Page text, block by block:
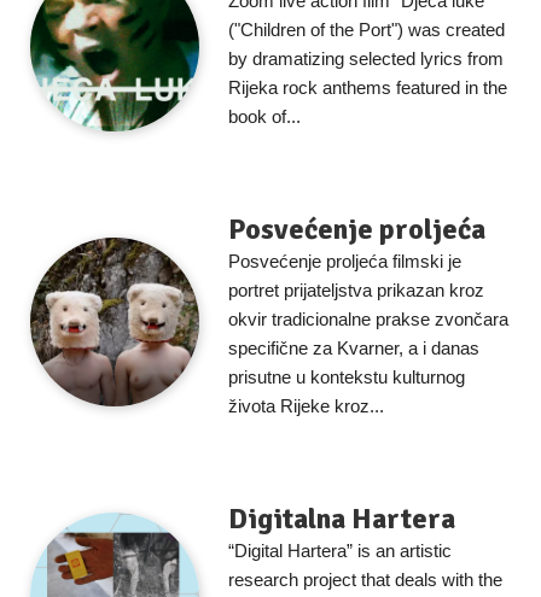
("Children of the Port") was created
by dramatizing selected lyrics from
Rijeka rock anthems featured in the
book of...
Posvećenje proljeća
Posvećenje proljeća filmski je
portret prijateljstva prikazan kroz
okvir tradicionalne prakse zvončara
specifične za Kvarner, a i danas
prisutne u kontekstu kulturnog
života Rijeke kroz...
Digitalna Hartera
“Digital Hartera” is an artistic
research project that deals with the